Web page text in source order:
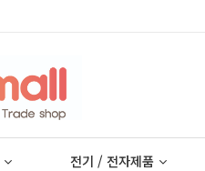
전기 / 전자제품